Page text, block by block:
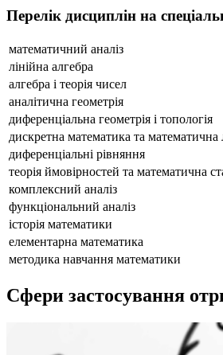
Перелік дисциплін на
математичний аналіз
лінійна алгебра
алгебра і теорія чисел
аналітична геометрія
диференціальна геометрія і топологія
дискретна математика та математична
диференціальні рівняння
теорія ймовірностей та математична
комплексний аналіз
функціональний аналіз
історія математики
елементарна математика
методика навчання математики
Сфери застосування